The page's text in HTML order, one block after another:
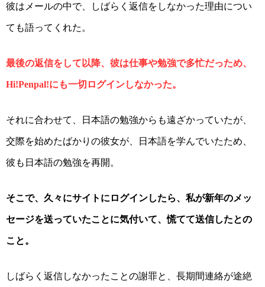
彼はメールの中で、しばらく返信をしなかった理由につい
ても語ってくれた。
最後の返信をして以降、彼は仕事や勉強で多忙だっため、
Hi!Penpal!にも一切ログインしなかった。
それに合わせて、日本語の勉強からも遠ざかっていたが、
交際を始めたばかりの彼女が、日本語を学んでいたため、
彼も日本語の勉強を再開。
そこで、久々にサイトにログインしたら、私が新年のメッ
セージを送っていたことに気付いて、慌てて送信したとの
こと。
しばらく返信しなかったことの謝罪と、長期間連絡が途絶